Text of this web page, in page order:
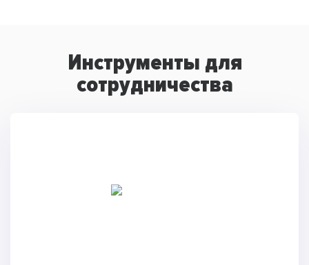
Инструменты для
сотрудничества